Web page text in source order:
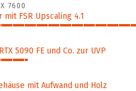
7600
FSR Upscaling 4.1
5090 FE und Co. zur UVP
mit Aufwand und Holz